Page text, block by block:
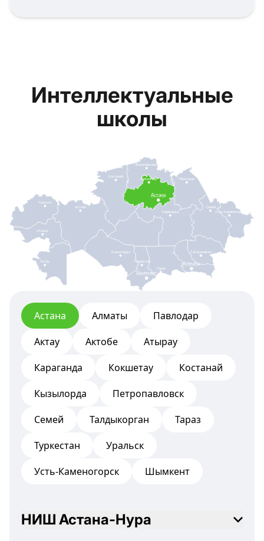
Интеллектуальные
школы
Астана
Алматы
Павлодар
Актау
Актобе
Атырау
Караганда
Кокшетау
Костанай
Кызылорда
Петропавловск
Семей
Талдыкорган
Тараз
Туркестан
Уральск
Усть-Каменогорск
Шымкент
Астана Алматы
Павлодар
Актау
Актобе
Атырау
Караганда
Кокшетау
Костанай
Кызылорда
Петропавловск
Семей
Талдыкорган
Тараз
Туркестан
Уральск
Усть-Каменогорск
Шымкент
НИШ Астана-Нура